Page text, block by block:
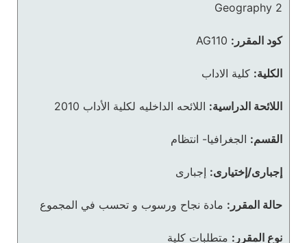
Geography 2
كود المقرر: AG110
الكلية: كلية الاداب
اللائحة الدراسية: اللائحه الداخليه لكلية الأداب 2010
القسم: الجغرافيا- انتظام
إجبارى/إختيارى: إجبارى
حالة المقرر: مادة نجاح ورسوب و تحسب في المجموع
نوع المقرر: متطلبات كلية